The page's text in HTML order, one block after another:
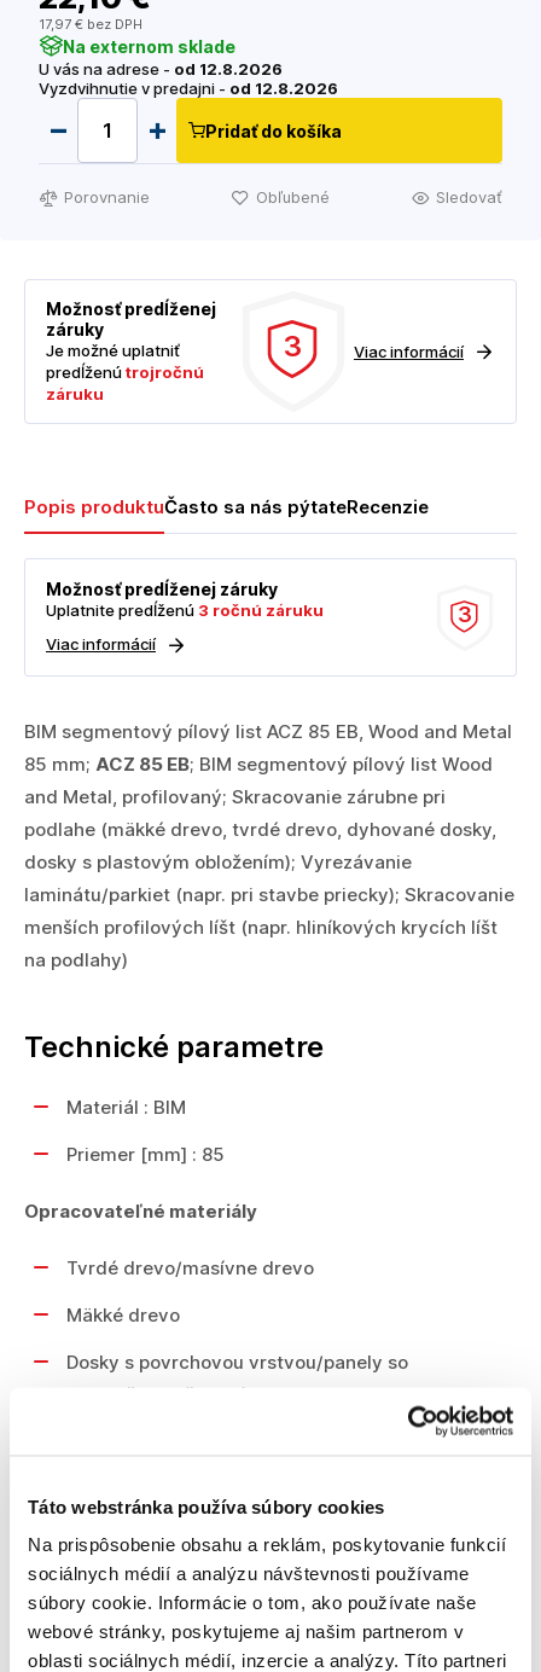
Táto webstránka používa súbory cookies
Na prispôsobenie obsahu a reklám, poskytovanie funkcií
sociálnych médií a analýzu návštevnosti používame
súbory cookie. Informácie o tom, ako používate naše
webové stránky, poskytujeme aj našim partnerom v
oblasti sociálnych médií, inzercie a analýzy. Títo partneri
17,97 € bez DPH
Na externom sklade
U vás na adrese - od 12.8.2026
Vyzdvihnutie v predajni - od 12.8.2026
Pridať do košíka
Porovnanie Obľubené Sledovať
Možnosť predĺženej
záruky
Je možné uplatniť
predĺženútrojročnú
záruku
3 Viac informácií
Popis produktuČasto sa nás pýtateRecenzie
3
Možnosť predĺženej záruky
Uplatnite predĺženú 3 ročnú záruku
Viac informácií
BIM segmentový pílový list ACZ 85 EB, Wood and Metal
85 mm; ACZ 85 EB; BIM segmentový pílový list Wood
and Metal, profilovaný; Skracovanie zárubne pri
podlahe (mäkké drevo, tvrdé drevo, dyhované dosky,
dosky s plastovým obložením); Vyrezávanie
laminátu/parkiet (napr. pri stavbe priecky); Skracovanie
menších profilových líšt (napr. hliníkových krycích líšt
na podlahy)
Technické parametre
Materiál : BIM
Priemer [mm] : 85
Opracovateľné materiály
Tvrdé drevo/masívne drevo
Mäkké drevo
Dosky s povrchovou vrstvou/panely so
sendvičovou štruktúrou
Preglejka/latovka
Drevotriesková doska